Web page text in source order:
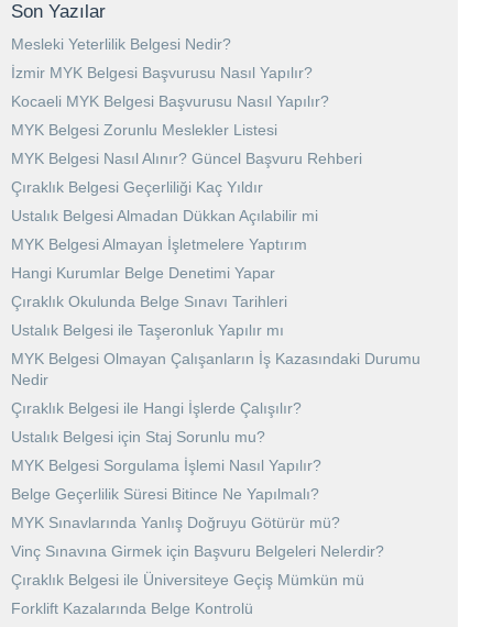
Son Yazılar
Mesleki Yeterlilik Belgesi Nedir?
İzmir MYK Belgesi Başvurusu Nasıl Yapılır?
Kocaeli MYK Belgesi Başvurusu Nasıl Yapılır?
MYK Belgesi Zorunlu Meslekler Listesi
MYK Belgesi Nasıl Alınır? Güncel Başvuru Rehberi
Çıraklık Belgesi Geçerliliği Kaç Yıldır
Ustalık Belgesi Almadan Dükkan Açılabilir mi
MYK Belgesi Almayan İşletmelere Yaptırım
Hangi Kurumlar Belge Denetimi Yapar
Çıraklık Okulunda Belge Sınavı Tarihleri
Ustalık Belgesi ile Taşeronluk Yapılır mı
MYK Belgesi Olmayan Çalışanların İş Kazasındaki Durumu
Nedir
Çıraklık Belgesi ile Hangi İşlerde Çalışılır?
Ustalık Belgesi için Staj Sorunlu mu?
MYK Belgesi Sorgulama İşlemi Nasıl Yapılır?
Belge Geçerlilik Süresi Bitince Ne Yapılmalı?
MYK Sınavlarında Yanlış Doğruyu Götürür mü?
Vinç Sınavına Girmek için Başvuru Belgeleri Nelerdir?
Çıraklık Belgesi ile Üniversiteye Geçiş Mümkün mü
Forklift Kazalarında Belge Kontrolü